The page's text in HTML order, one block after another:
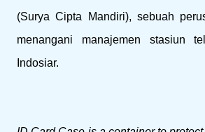
(Surya Cipta Mandiri), sebuah
menangani manajemen stasiun
Indosiar.